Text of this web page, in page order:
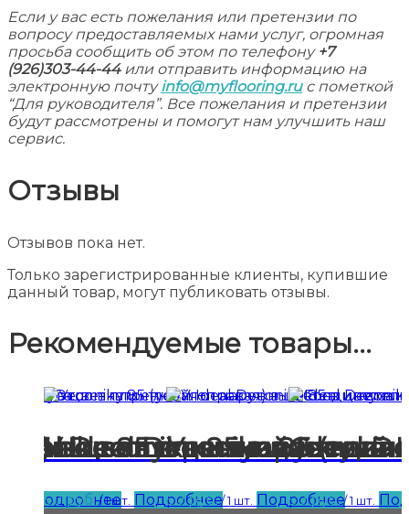
Если у вас есть пожелания или претензии по
вопросу предоставляемых нами услуг, огромная
просьба сообщить об этом по телефону +7
(926)303-44-44 или отправить информацию на
электронную почтуinfo@myflooring.ru с пометкой
“Для руководителя”. Все пожелания и претензии
будут рассмотрены и помогут нам улучшить наш
сервис.
Отзывы
Отзывов пока нет.
Только зарегистрированные клиенты, купившие
данный товар, могут публиковать отзывы.
Рекомендуемые товары...
в цвет плинтуса
в цвет плинтуса
85 в цвет плинтуса
Deconika 85 в цвет
Ideal Deconika 85
Подробнее
Угол внутренний Ideal
50руб./ 1 шт. Подробнее
Угол наружный
50руб./ 1 шт. Подробнее
50руб./ 1 шт.